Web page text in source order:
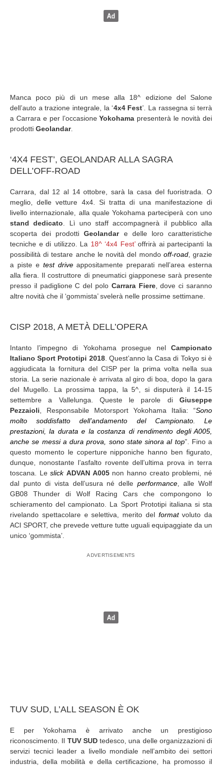
Manca poco più di un mese alla 18^ edizione del Salone
dell’auto a trazione integrale, la ‘4x4 Fest’. La rassegna si terrà
a Carrara e per l’occasioneYokohama presenterà le novità dei
prodotti Geolandar.
‘4X4 FEST’, GEOLANDAR ALLA SAGRA
DELL’OFF-ROAD
Carrara, dal 12 al 14 ottobre, sarà la casa del fuoristrada. O
meglio, delle vetture 4x4. Si tratta di una manifestazione di
livello internazionale, alla quale Yokohama parteciperà con uno
stand dedicato . Lì uno staff accompagnerà il pubblico alla
scoperta dei prodottiGeolandare delle loro caratteristiche
tecniche e di utilizzo. La 18^ ‘4x4 Fest’ offrirà ai partecipanti la
possibilità di testare anche le novità del mondo off-road, grazie
a piste e test driveappositamente preparati nell’area esterna
alla fiera. Il costruttore di pneumatici giapponese sarà presente
presso il padiglione C del polo Carrara Fiere, dove ci saranno
altre novità che il ‘gommista’ svelerà nelle prossime settimane.
CISP 2018, A METÀ DELL’OPERA
Intanto l’impegno di Yokohama prosegue nel Campionato
Italiano Sport Prototipi 2018. Quest’anno la Casa di Tokyo si è
aggiudicata la fornitura del CISP per la prima volta nella sua
storia. La serie nazionale è arrivata al giro di boa, dopo la gara
del Mugello. La prossima tappa, la 5^, si disputerà il 14-15
settembre a Vallelunga. Queste le parole di Giuseppe
Pezzaioli , Responsabile Motorsport Yokohama Italia: “Sono
molto soddisfatto dell’andamento del Campionato. Le
prestazioni, la durata e la costanza di rendimento degli A005,
anche se messi a dura prova, sono state sinora al top”. Fino a
questo momento le coperture nipponiche hanno ben figurato,
dunque, nonostante l’asfalto rovente dell’ultima prova in terra
toscana. Leslick ADVAN A005non hanno creato problemi, né
dal punto di vista dell’usura né delleperformance , alle Wolf
GB08 Thunder di Wolf Racing Cars che compongono lo
schieramento del campionato. La Sport Prototipi italiana si sta
rivelando spettacolare e selettiva, merito del formatvoluto da
ACI SPORT, che prevede vetture tutte uguali equipaggiate da un
unico ‘gommista’.
TUV SUD, L’ALL SEASON È OK
E per Yokohama è arrivato anche un prestigioso
riconoscimento. Il TUV SUDtedesco, una delle organizzazioni di
servizi tecnici leader a livello mondiale nell’ambito dei settori
industria, della mobilità e della certificazione, ha promosso il